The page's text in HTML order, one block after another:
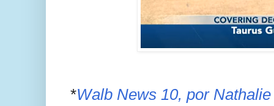
*Walb News 10, por